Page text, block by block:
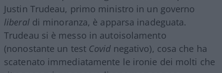
Justin Trudeau, primo ministro in un governo
liberal di minoranza, è apparsa inadeguata.
Trudeau si è messo in autoisolamento
(nonostante un test Covidnegativo), cosa che ha
scatenato immediatamente le ironie dei molti che